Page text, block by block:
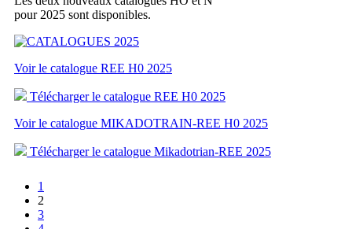
pour 2025 sont disponibles.
Voir le catalogue REE H0 2025
Télécharger le catalogue REE H0 2025
Voir le catalogue MIKADOTRAIN-REE H0 2025
Télécharger le catalogue Mikadotrian-REE 2025
1
2
3